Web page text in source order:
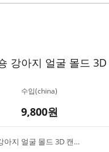
강아지 얼굴 몰드
수입(china)
9,800원
입체 비숑 강아지 얼굴 몰드 3D 캔들 석고방향제 만들기